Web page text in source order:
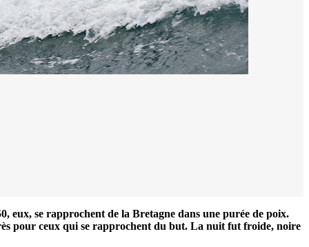
eux, se rapprochent de la Bretagne dans une purée de poix.
pour ceux qui se rapprochent du but. La nuit fut froide, noire